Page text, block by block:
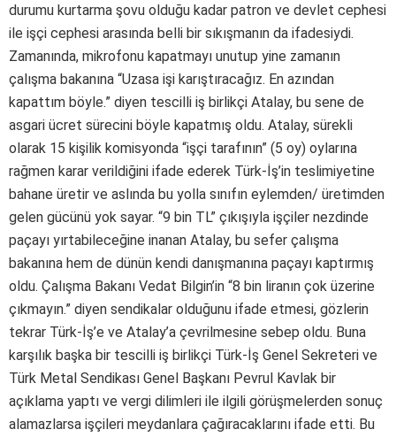
durumu kurtarma şovu olduğu kadar patron ve devlet cephesi
ile işçi cephesi arasında belli bir sıkışmanın da ifadesiydi.
Zamanında, mikrofonu kapatmayı unutup yine zamanın
çalışma bakanına “Uzasa işi karıştıracağız. En azından
kapattım böyle.” diyen tescilli iş birlikçi Atalay, bu sene de
asgari ücret sürecini böyle kapatmış oldu. Atalay, sürekli
olarak 15 kişilik komisyonda “işçi tarafının” (5 oy) oylarına
rağmen karar verildiğini ifade ederek Türk-İş’in teslimiyetine
bahane üretir ve aslında bu yolla sınıfın eylemden/ üretimden
gelen gücünü yok sayar. “9 bin TL” çıkışıyla işçiler nezdinde
paçayı yırtabileceğine inanan Atalay, bu sefer çalışma
bakanına hem de dünün kendi danışmanına paçayı kaptırmış
oldu. Çalışma Bakanı Vedat Bilgin’in “8 bin liranın çok üzerine
çıkmayın.” diyen sendikalar olduğunu ifade etmesi, gözlerin
tekrar Türk-İş’e ve Atalay’a çevrilmesine sebep oldu. Buna
karşılık başka bir tescilli iş birlikçi Türk-İş Genel Sekreteri ve
Türk Metal Sendikası Genel Başkanı Pevrul Kavlak bir
açıklama yaptı ve vergi dilimleri ile ilgili görüşmelerden sonuç
alamazlarsa işçileri meydanlara çağıracaklarını ifade etti. Bu